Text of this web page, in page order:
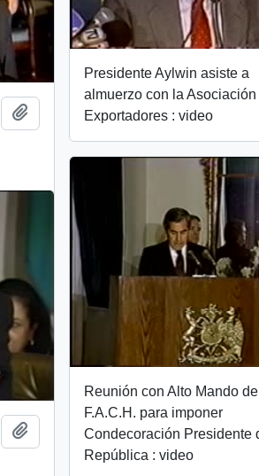
Presidente Aylwin asiste a
almuerzo con la Asociación
Exportadores : video
Add to clipboard
Reunión con Alto Mando
F.A.C.H. para imponer
Condecoración Presidente
República : video
Add to clipboard